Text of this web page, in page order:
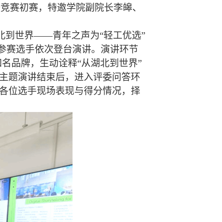
赛初赛，特邀学院副院长李皞、
到世界——青年之声为“轻工优选”
赛选手依次登台演讲。演讲环节
品牌，生动诠释“从湖北到世界”
题演讲结束后，进入评委问答环
位选手现场表现与得分情况，择